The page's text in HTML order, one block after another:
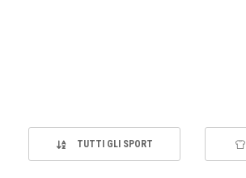
TUTTI GLI SPORT